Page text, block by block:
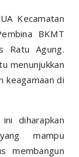
Kecamatan
BKMT
Ratu Agung.
menunjukkan
keagamaan di
diharapkan
mampu
membangun